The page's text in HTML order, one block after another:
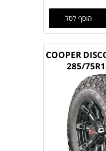
הוסף לסל
COOPER
285/